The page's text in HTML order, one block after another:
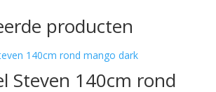
producten
Steven 140cm rond